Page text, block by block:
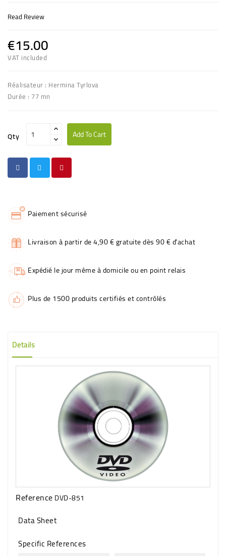
Read Review
€15.00
VAT included
Réalisateur : Hermina Tyrlova
Durée : 77 mn
Qty Add To Cart
Paiement sécurisé
Livraison à partir de 4,90 € gratuite dès 90 € d'achat
Expédié le jour même à domicile ou en point relais
Plus de 1500 produits certifiés et contrôlés
Details
ReferenceDVD-851
Data Sheet
Specific References